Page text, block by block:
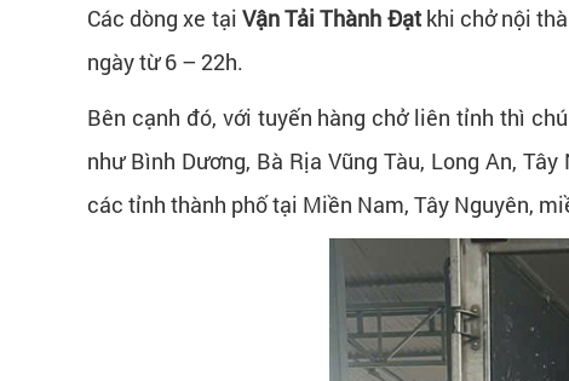
Các dòng xe tại Vận Tải Thành Đạtkhi chở nội
ngày từ 6 – 22h.
Bên cạnh đó, với tuyến hàng chở liên tỉnh thì
như Bình Dương, Bà Rịa Vũng Tàu, Long An,
các tỉnh thành phố tại Miền Nam, Tây Nguyên,